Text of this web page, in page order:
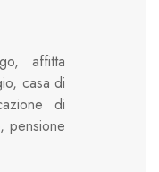
affitta
casa di
di
pensione